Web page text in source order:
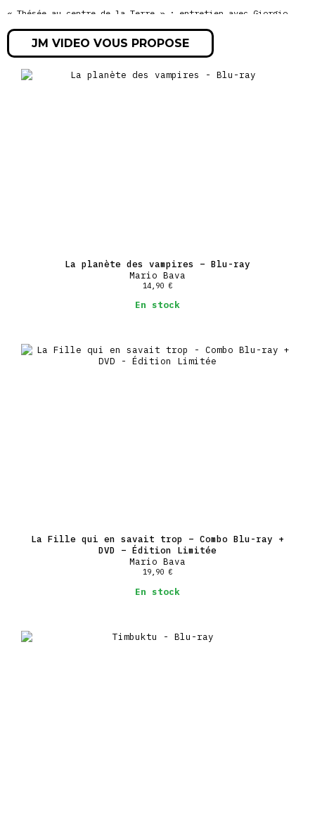
« Thésée au centre de la Terre » : entretien avec Giorgio
Diaporama d’affiches et de photos (3′)
Bandes-annonces allemande, anglaise et américaine (3’08 » +
1’31 » + 2’58 »)
JM VIDEO VOUS PROPOSE
La planète des vampires – Blu-ray
Mario Bava
14,90 €
En stock
La Fille qui en savait trop – Combo Blu-ray +
DVD – Édition Limitée
Mario Bava
19,90 €
En stock